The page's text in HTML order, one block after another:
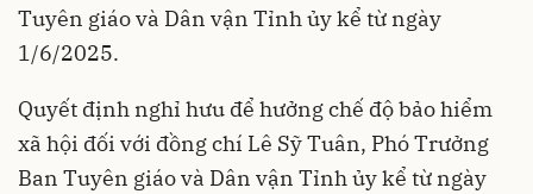
Tuyên giáo và Dân vận Tỉnh ủy kể từ ngày
1/6/2025.
Quyết định nghỉ hưu để hưởng chế độ bảo hiểm
xã hội đối với đồng chí Lê Sỹ Tuân, Phó Trưởng
Ban Tuyên giáo và Dân vận Tỉnh ủy kể từ ngày